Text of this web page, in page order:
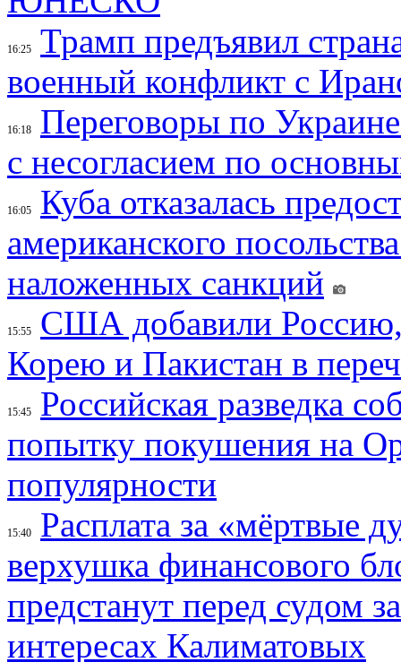
16:25
Трамп предъявил
военный конфликт с
16:18
Переговоры по
с несогласием по
16:05
Куба отказалась
американского
наложенных санкций
15:55
США добавили
Корею и Пакистан в
15:45
Российская разведка
попытку покушения на
популярности
15:40
Расплата за «мёртвые
верхушка финансового
предстанут перед судом
интересах Калиматовых